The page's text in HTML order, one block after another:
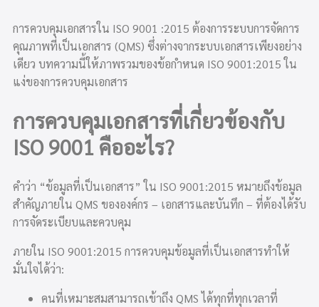
การควบคุมเอกสารใน ISO 9001 :2015 ต้องการระบบการจัดการ
คุณภาพที่เป็นเอกสาร (QMS) ซึ่งต่างจากระบบเอกสารเพียงอย่าง
เดียว บทความนี้ให้ภาพรวมของข้อกำหนด ISO 9001:2015 ใน
แง่ของการควบคุมเอกสาร
การควบคุมเอกสารที่เกี่ยวข้องกับ
ISO 9001 คืออะไร?
คำว่า “ข้อมูลที่เป็นเอกสาร” ใน ISO 9001:2015 หมายถึงข้อมูล
สำคัญภายใน QMS ขององค์กร – เอกสารและบันทึก – ที่ต้องได้รับ
การจัดระเบียบและควบคุม
ภายใน ISO 9001:2015 การควบคุมข้อมูลที่เป็นเอกสารทำให้
มั่นใจได้ว่า:
คนที่เหมาะสมสามารถเข้าถึง QMS ได้ทุกที่ทุกเวลาที่